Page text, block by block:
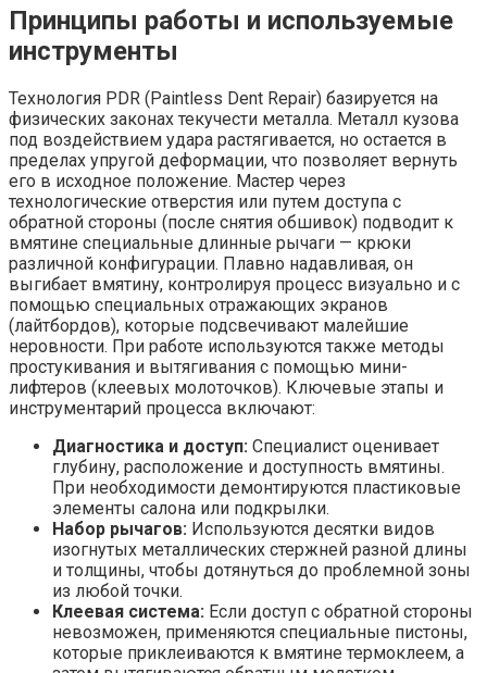
Принципы работы и используемые
инструменты
Технология PDR (Paintless Dent Repair) базируется на
физических законах текучести металла. Металл кузова
под воздействием удара растягивается, но остается в
пределах упругой деформации, что позволяет вернуть
его в исходное положение. Мастер через
технологические отверстия или путем доступа с
обратной стороны (после снятия обшивок) подводит к
вмятине специальные длинные рычаги — крюки
различной конфигурации. Плавно надавливая, он
выгибает вмятину, контролируя процесс визуально и с
помощью специальных отражающих экранов
(лайтбордов), которые подсвечивают малейшие
неровности. При работе используются также методы
простукивания и вытягивания с помощью мини-
лифтеров (клеевых молоточков). Ключевые этапы и
инструментарий процесса включают:
Диагностика и доступ: Специалист оценивает
глубину, расположение и доступность вмятины.
При необходимости демонтируются пластиковые
элементы салона или подкрылки.
Набор рычагов: Используются десятки видов
изогнутых металлических стержней разной длины
и толщины, чтобы дотянуться до проблемной зоны
из любой точки.
Клеевая система: Если доступ с обратной стороны
невозможен, применяются специальные пистоны,
которые приклеиваются к вмятине термоклеем, а